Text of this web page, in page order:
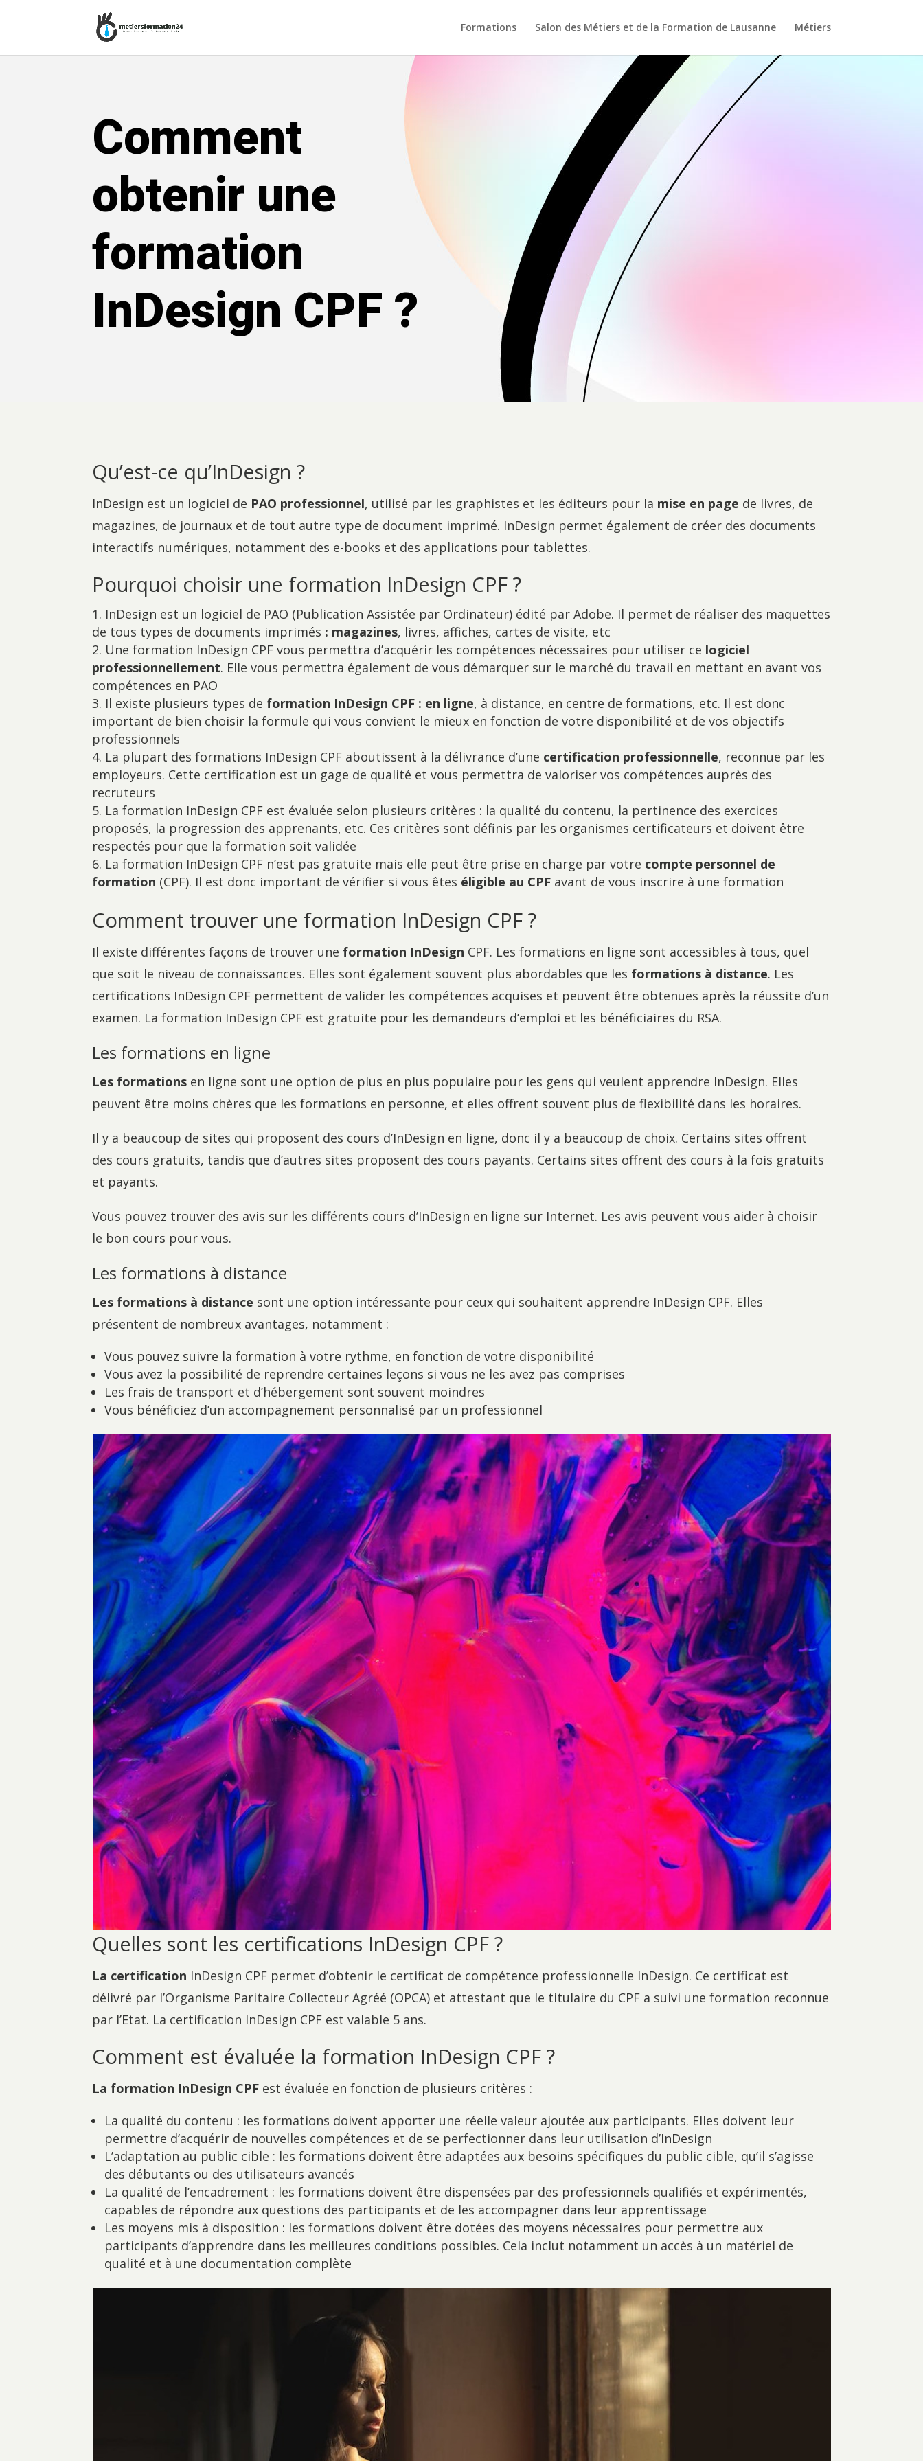
Formations Salon des Métiers et de la Formation de Lausanne Métiers
Comment
obtenir une
formation
InDesign CPF ?
Qu’est-ce qu’InDesign ?
InDesign est un logiciel de PAO professionnel, utilisé par les graphistes et les éditeurs pour la mise en page de livres, de
magazines, de journaux et de tout autre type de document imprimé. InDesign permet également de créer des documents
interactifs numériques, notamment des e-books et des applications pour tablettes.
Pourquoi choisir une formation InDesign CPF ?
InDesign est un logiciel de PAO (Publication Assistée par Ordinateur) édité par Adobe. Il permet de réaliser des maquettes
de tous types de documents imprimés : magazines, livres, affiches, cartes de visite, etc
Une formation InDesign CPF vous permettra d’acquérir les compétences nécessaires pour utiliser ce logiciel
professionnellement. Elle vous permettra également de vous démarquer sur le marché du travail en mettant en avant vos
compétences en PAO
Il existe plusieurs types de formation InDesign CPF : en ligne, à distance, en centre de formations, etc. Il est donc
important de bien choisir la formule qui vous convient le mieux en fonction de votre disponibilité et de vos objectifs
professionnels
La plupart des formations InDesign CPF aboutissent à la délivrance d’une certification professionnelle, reconnue par les
employeurs. Cette certification est un gage de qualité et vous permettra de valoriser vos compétences auprès des
recruteurs
La formation InDesign CPF est évaluée selon plusieurs critères : la qualité du contenu, la pertinence des exercices
proposés, la progression des apprenants, etc. Ces critères sont définis par les organismes certificateurs et doivent être
respectés pour que la formation soit validée
La formation InDesign CPF n’est pas gratuite mais elle peut être prise en charge par votre compte personnel de
formation (CPF). Il est donc important de vérifier si vous êtes éligible au CPF avant de vous inscrire à une formation
Comment trouver une formation InDesign CPF ?
Il existe différentes façons de trouver une formation InDesign CPF. Les formations en ligne sont accessibles à tous, quel
que soit le niveau de connaissances. Elles sont également souvent plus abordables que les formations à distance. Les
certifications InDesign CPF permettent de valider les compétences acquises et peuvent être obtenues après la réussite d’un
examen. La formation InDesign CPF est gratuite pour les demandeurs d’emploi et les bénéficiaires du RSA.
Les formations en ligne
Les formations en ligne sont une option de plus en plus populaire pour les gens qui veulent apprendre InDesign. Elles
peuvent être moins chères que les formations en personne, et elles offrent souvent plus de flexibilité dans les horaires.
Il y a beaucoup de sites qui proposent des cours d’InDesign en ligne, donc il y a beaucoup de choix. Certains sites offrent
des cours gratuits, tandis que d’autres sites proposent des cours payants. Certains sites offrent des cours à la fois gratuits
et payants.
Vous pouvez trouver des avis sur les différents cours d’InDesign en ligne sur Internet. Les avis peuvent vous aider à choisir
le bon cours pour vous.
Les formations à distance
Les formations à distance sont une option intéressante pour ceux qui souhaitent apprendre InDesign CPF. Elles
présentent de nombreux avantages, notamment :
Vous pouvez suivre la formation à votre rythme, en fonction de votre disponibilité
Vous avez la possibilité de reprendre certaines leçons si vous ne les avez pas comprises
Les frais de transport et d’hébergement sont souvent moindres
Vous bénéficiez d’un accompagnement personnalisé par un professionnel
Quelles sont les certifications InDesign CPF ?
La certification InDesign CPF permet d’obtenir le certificat de compétence professionnelle InDesign. Ce certificat est
délivré par l’Organisme Paritaire Collecteur Agréé (OPCA) et attestant que le titulaire du CPF a suivi une formation reconnue
par l’Etat. La certification InDesign CPF est valable 5 ans.
Comment est évaluée la formation InDesign CPF ?
La formation InDesign CPF est évaluée en fonction de plusieurs critères :
La qualité du contenu : les formations doivent apporter une réelle valeur ajoutée aux participants. Elles doivent leur
permettre d’acquérir de nouvelles compétences et de se perfectionner dans leur utilisation d’InDesign
L’adaptation au public cible : les formations doivent être adaptées aux besoins spécifiques du public cible, qu’il s’agisse
des débutants ou des utilisateurs avancés
La qualité de l’encadrement : les formations doivent être dispensées par des professionnels qualifiés et expérimentés,
capables de répondre aux questions des participants et de les accompagner dans leur apprentissage
Les moyens mis à disposition : les formations doivent être dotées des moyens nécessaires pour permettre aux
participants d’apprendre dans les meilleures conditions possibles. Cela inclut notamment un accès à un matériel de
qualité et à une documentation complète